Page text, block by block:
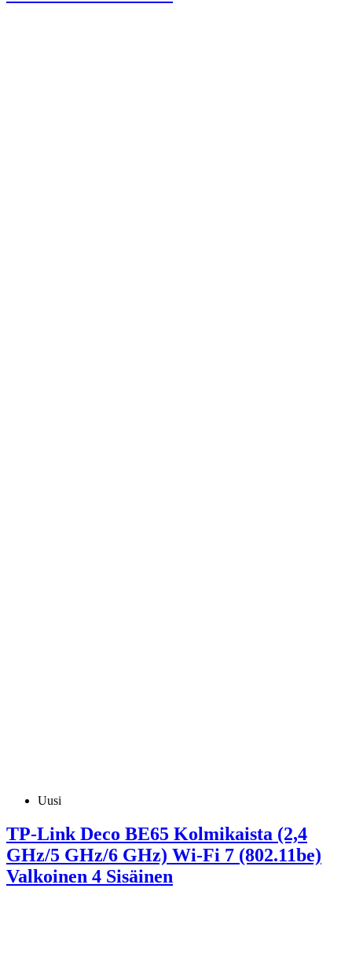
Uusi
TP-Link Deco BE65 Kolmikaista (2,4
GHz/5 GHz/6 GHz) Wi-Fi 7 (802.11be)
Valkoinen 4 Sisäinen